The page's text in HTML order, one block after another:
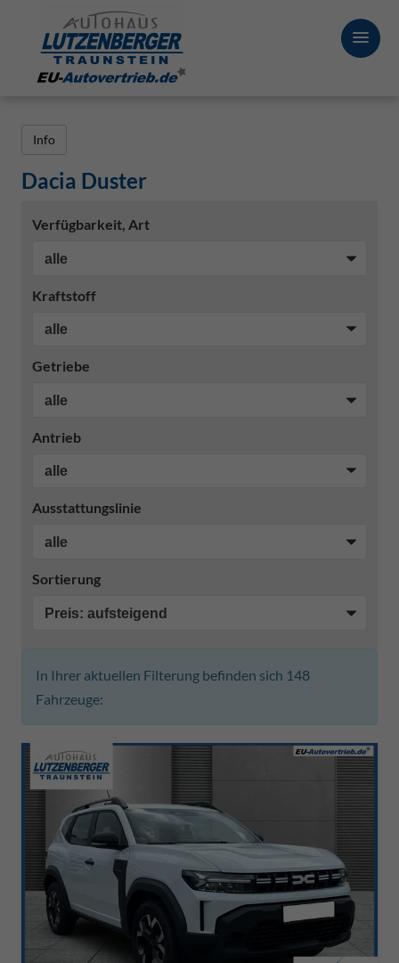
Info
Dacia Duster
Verfügbarkeit, Art
Kraftstoff
Getriebe
Antrieb
Ausstattungslinie
Sortierung
In Ihrer aktuellen Filterung befinden sich 148
Fahrzeuge: